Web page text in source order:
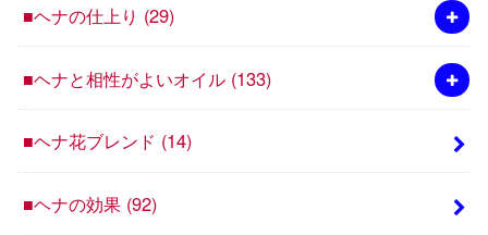
■ヘナの仕上り (29)
■ヘナと相性がよいオイル (133)
■ヘナ花ブレンド (14)
■ヘナの効果 (92)